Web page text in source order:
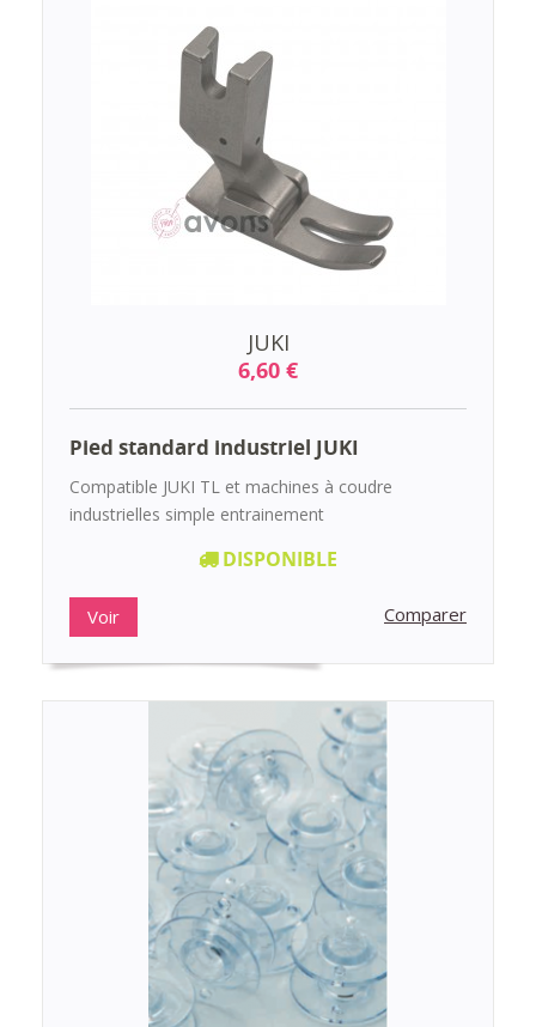
JUKI
6,60 €
Pied standard industriel JUKI
Compatible JUKI TL et machines à coudre
industrielles simple entrainement
DISPONIBLE
Voir Comparer